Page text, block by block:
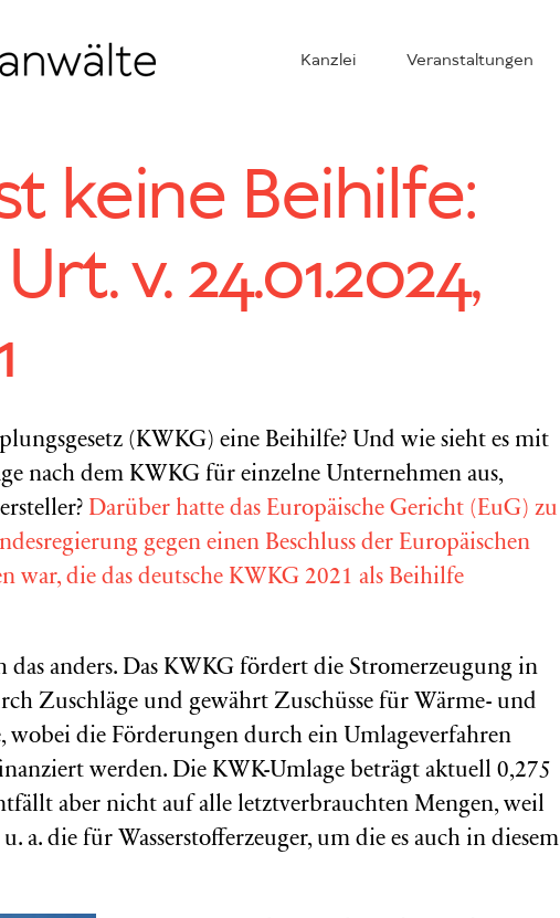
Kanzlei Veranstaltungen
keine Beihilfe:
v. 24.01.2024,
(KWKG) eine Beihilfe? Und wie sieht es mit
nach dem KWKG für einzelne Unternehmen aus,
Darüber hatte das Europäische Gericht (EuG) zu
gegen einen Beschluss der Europäischen
war, die das deutsche KWKG 2021 als Beihilfe
das anders. Das KWKG fördert die Stromerzeugung in
Zuschläge und gewährt Zuschüsse für Wärme- und
wobei die Förderungen durch ein Umlageverfahren
werden. Die KWK-Umlage beträgt aktuell 0,275
aber nicht auf alle letztverbrauchten Mengen, weil
a. die für Wasserstofferzeuger, um die es auch in diesem